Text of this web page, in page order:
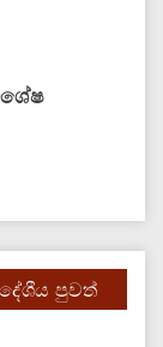
දේශීය පුවත්